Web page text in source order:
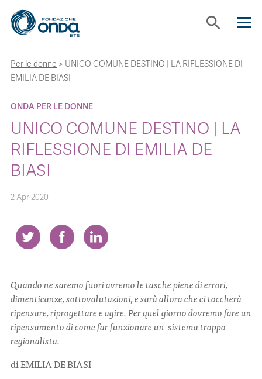
search
CHI SIAMO
CON CHI LAVORIAMO
STRUMENTI
CONTATTI
ITA ENG
Per le donne > UNICO COMUNE DESTINO | LA RIFLESSIONE DI
EMILIA DE BIASI
ONDA PER LE DONNE
UNICO COMUNE DESTINO | LA
RIFLESSIONE DI EMILIA DE
BIASI
2 Apr 2020
Quando ne saremo fuori avremole tasche pienedi errori,
dimenticanze,sottovalutazioni, e sarà allora checi toccherà
ripensare, riprogettare e agire. Per quel giorno dovremo fareun
ripensamentodi come far funzionare un sistema troppo
regionalista.
di EMILIA DE BIASI